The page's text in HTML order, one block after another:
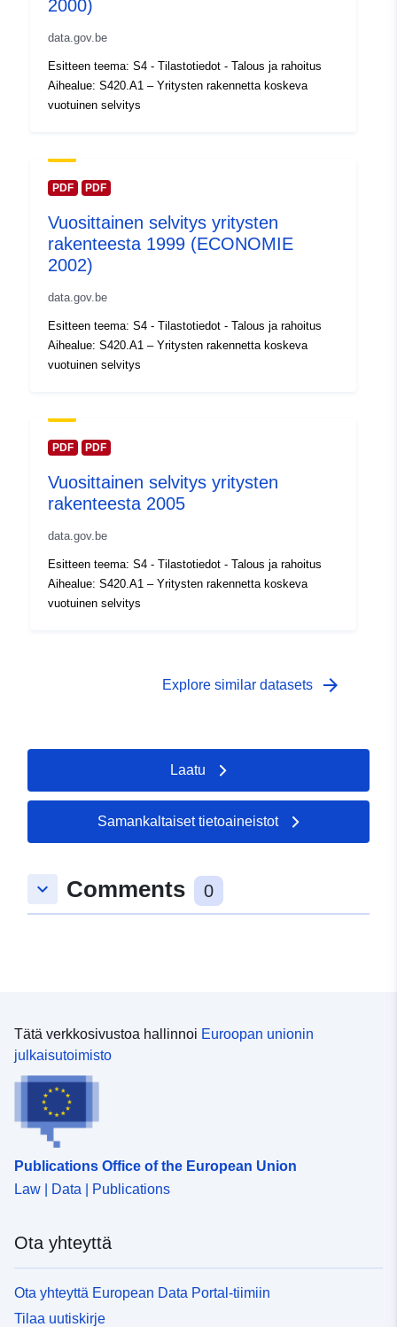
Luetteloluetteloa
koskeva rekisteri:
Tunnisteet: Q13555#ID
uriRef:
id
Käyttöoikeudet:
2000)
data.gov.be
Esitteen teema: S4 - Tilastotiedot - Talous ja rahoitus
Aihealue: S420.A1 – Yritysten rakennetta koskeva
vuotuinen selvitys
PDF PDF
Vuosittainen selvitys yritysten
rakenteesta 1999 (ECONOMIE
2002)
data.gov.be
Esitteen teema: S4 - Tilastotiedot - Talous ja rahoitus
Aihealue: S420.A1 – Yritysten rakennetta koskeva
vuotuinen selvitys
PDF PDF
Vuosittainen selvitys yritysten
rakenteesta 2005
data.gov.be
Esitteen teema: S4 - Tilastotiedot - Talous ja rahoitus
Aihealue: S420.A1 – Yritysten rakennetta koskeva
vuotuinen selvitys
Explore similar datasets arrow_forward
Laatu
Samankaltaiset tietoaineistot
keyboard_arrow_down Comments 0
Tätä verkkosivustoa hallinnoi Euroopan unionin
julkaisutoimisto
Publications Office of the European Union
Law | Data | Publications
Ota yhteyttä
Ota yhteyttä European Data Portal-tiimiin
Tilaa uutiskirje